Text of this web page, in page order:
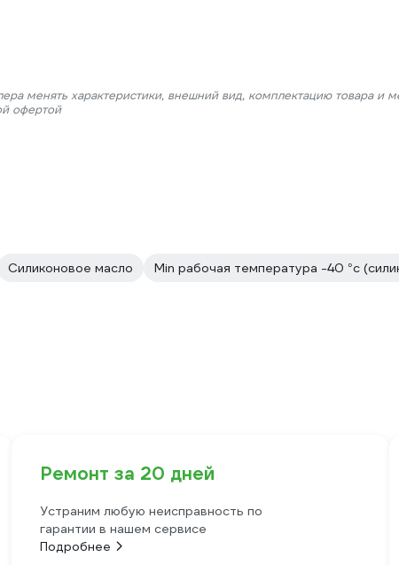
менять характеристики, внешний вид, комплектацию товара и
офертой
Силиконовое масло
Min рабочая температура -40 °с
Ремонт за 20 дней
Устраним любую неисправность по
гарантии в нашем сервисе
Подробнее